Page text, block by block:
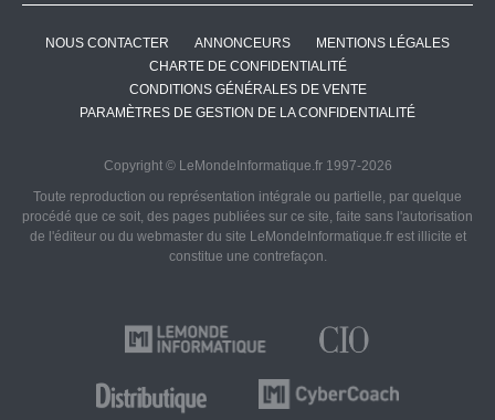
NOUS CONTACTER ANNONCEURS
MENTIONS LÉGALES
CHARTE DE CONFIDENTIALITÉ
CONDITIONS GÉNÉRALES DE VENTE
PARAMÈTRES DE GESTION DE LA CONFIDENTIALITÉ
Copyright © LeMondeInformatique.fr 1997-2026
Toute reproduction ou représentation intégrale ou partielle, par quelque
procédé que ce soit, des pages publiées sur ce site, faite sans l'autorisation
de l'éditeur ou du webmaster du site LeMondeInformatique.fr est illicite et
constitue une contrefaçon.